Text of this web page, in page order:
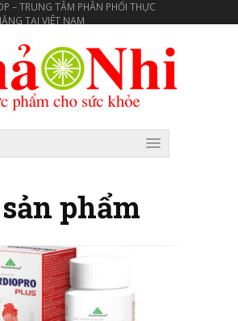
– TRUNG TÂM PHÂN PHỐI THỰC
TẠI VIÊT NAM
sản phẩm